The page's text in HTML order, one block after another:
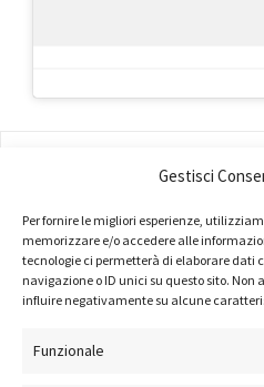
Gestisci
Per fornire le migliori esperienze,
memorizzare e/o accedere alle
tecnologie ci permetterà di elaborare dati
navigazione o ID unici su questo sito. Non
influire negativamente su alcune
Funzionale
TERMINI E
PRIVACY